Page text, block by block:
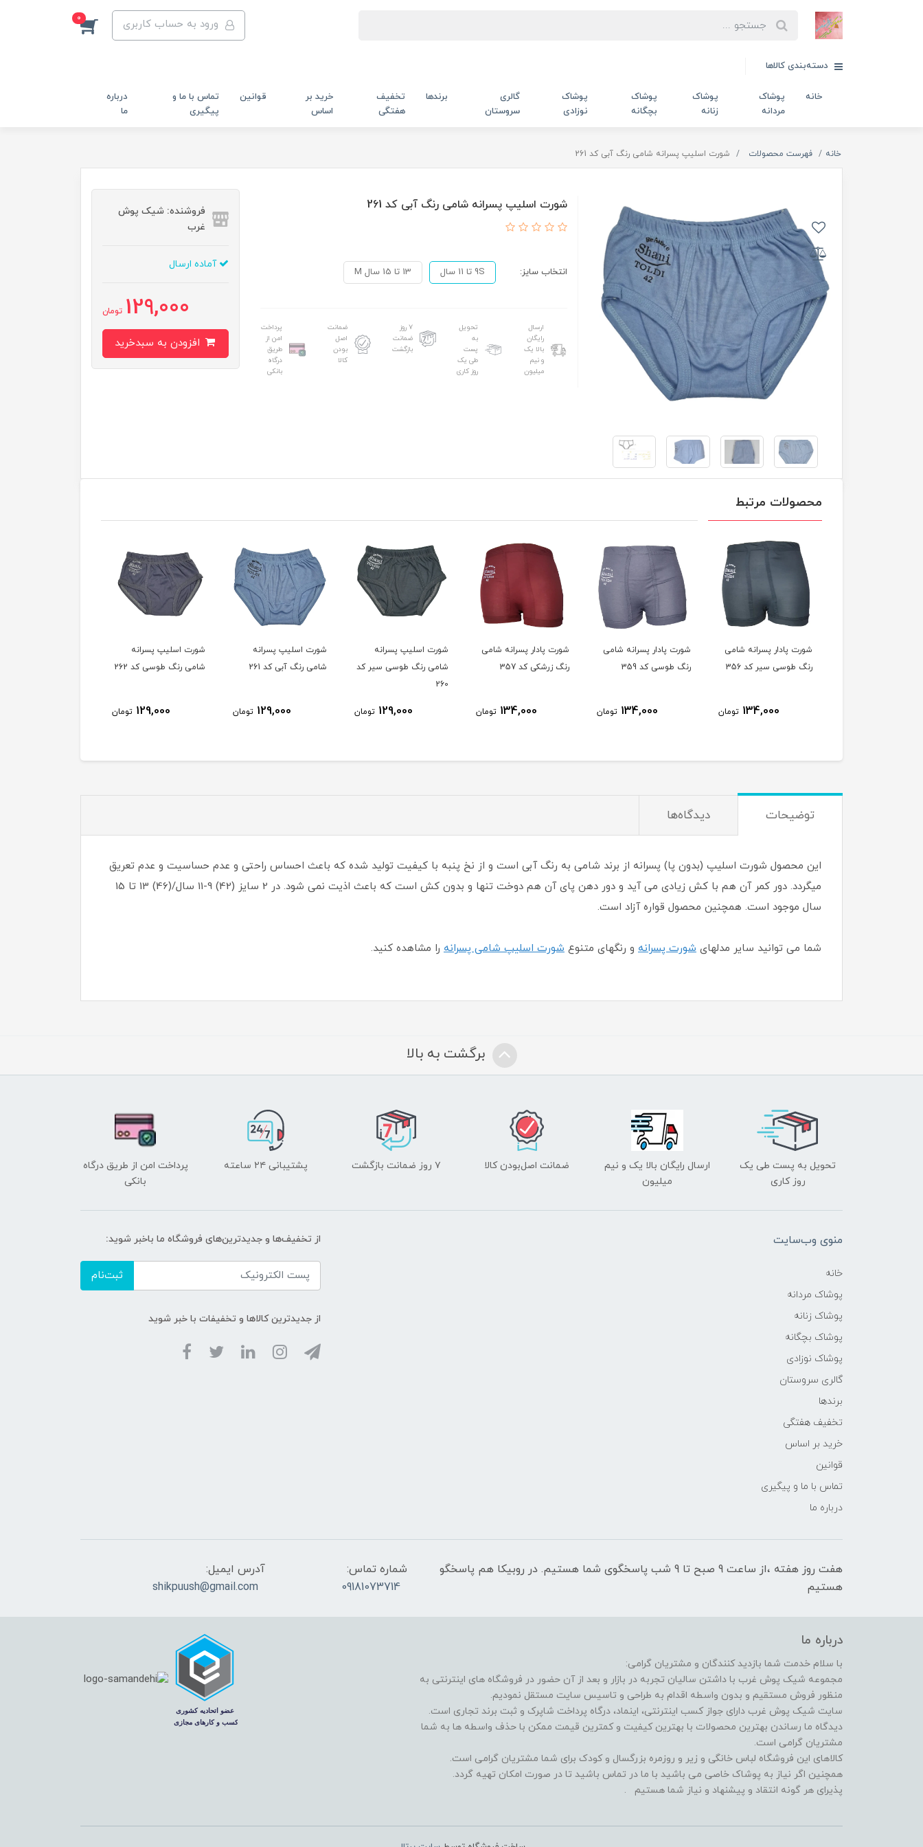
ورود به حساب کاربری 0
دسته‌بندی کالاها
خانه
پوشاک
مردانه
پوشاک
زنانه
پوشاک
بچگانه
پوشاک
نوزادی
گالری
سروستان
برندها
تخفیف
هفتگی
خرید بر
اساس
قوانین
تماس با ما و
پیگیری
درباره
ما
خانه فهرست محصولات شورت اسلیپ پسرانه شامی رنگ آبی کد 261
شورت اسلیپ پسرانه شامی رنگ آبی کد 261
انتخاب سایز: 9S تا 11 سال 13 تا 15 سال M
ارسال
رایگان
بالا یک
و نیم
میلیون
تحویل
به
پست
طی یک
روز کاری
۷ روز
ضمانت
بازگشت
ضمانت
اصل
بودن
کالا
پرداخت
امن از
طریق
درگاه
بانکی
فروشنده: شیک پوش
غرب
آماده ارسال
129,000 تومان
محصولات مرتبط
شورت پادار پسرانه شامی
رنگ طوسی سیر کد 356
شورت پادار پسرانه شامی
رنگ طوسی کد 359
134,000
شورت پادار پسرانه شامی
رنگ زرشکی کد 357
134,000
شورت اسلیپ پسرانه
شامی رنگ طوسی سیر کد
شورت اسلیپ پسرانه
شامی رنگ آبی کد 261
شورت اسلیپ پسرانه
شامی رنگ طوسی کد 262
شورت اسلیپ پسرانه
شامی رنگ سبز کد 263
توضیحات دیدگاه‌ها
این محصول شورت اسلیپ (بدون پا) پسرانه از برند شامی به رنگ آبی است و از نخ پنبه با کیفیت تولید شده که باعث احساس راحتی و عدم حساسیت و عدم تعریق
میگردد. دور کمر آن هم با کش زیادی می آید و دور دهن پای آن هم دوخت تنها و بدون کش است که باعث اذیت نمی شود. در 2 سایز (42) 9-11 سال/(46) 13 تا 15
سال موجود است. همچنین محصول قواره آزاد است.
شما می توانید سایر مدلهای شورت پسرانه و رنگهای متنوع شورت اسلیپ شامی پسرانه را مشاهده کنید.
برگشت به بالا
تحویل به پست طی یک
روز کاری
ارسال رایگان بالا یک و نیم
میلیون
ضمانت اصل‌بودن کالا ۷ روز ضمانت بازگشت پشتیبانی ۲۴ ساعته
پرداخت امن از طریق درگاه
بانکی
منوی وب‌سایت
خانه
پوشاک مردانه
پوشاک زنانه
پوشاک بچگانه
پوشاک نوزادی
گالری سروستان
برندها
تخفیف هفتگی
خرید بر اساس
قوانین
تماس با ما و پیگیری
درباره ما
از تخفیف‌ها و جدیدترین‌های فروشگاه ما باخبر شوید:
ثبت‌نام
از جدیدترین کالاها و تخفیفات با خبر شوید
هفت روز هفته ،از ساعت 9 صبح تا 9 شب پاسخگوی شما هستیم. در روبیکا هم پاسخگو
هستیم
شماره تماس:
09181073714
آدرس ایمیل:
shikpuush@gmail.com
درباره ما
با سلام خدمت شما بازدید کنندگان و مشتریان گرامی:
مجموعه شیک پوش غرب با داشتن سالیان تجربه در بازار و بعد از آن حضور در فروشگاه های اینترنتی به
منظور فروش مستقیم و بدون واسطه اقدام به طراحی و تاسیس سایت مستقل نمودیم.
سایت شیک پوش غرب دارای جواز کسب اینترنتی، اینماد، درگاه پرداخت شاپرک و ثبت برند تجاری است.
دیدگاه ما رساندن بهترین محصولات با بهترین کیفیت و کمترین قیمت ممکن با حذف واسطه ها به شما
مشتریان گرامی است.
کالاهای این فروشگاه لباس خانگی و زیر و روزمره بزرگسال و کودک برای شما مشتریان گرامی است.
همچنین اگر نیاز به پوشاک خاصی می باشید با ما در تماس باشید تا در صورت امکان تهیه گردد.
پذیرای هر گونه انتقاد و پیشنهاد و نیاز شما هستیم .